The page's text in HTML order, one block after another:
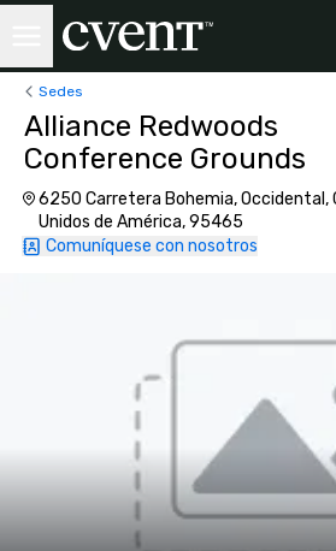
Sedes
Alliance Redwoods
Conference Grounds
6250 Carretera Bohemia, Occidental,
Unidos de América, 95465
Comuníquese con nosotros